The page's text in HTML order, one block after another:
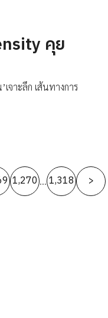
คุย
จาะลึก เส้นทางการ
1,270 … 1,318 >